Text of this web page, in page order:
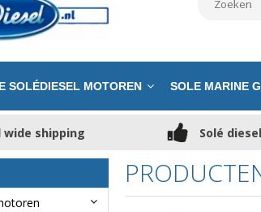
SOLÉDIESEL MOTOREN SOLE MARINE
wide shipping Solé